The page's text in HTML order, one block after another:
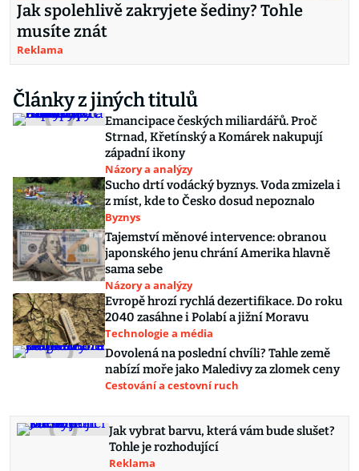
Jak spolehlivě zakryjete šediny? Tohle
musíte znát
Reklama
Články z jiných titulů
Emancipace českých miliardářů. Proč
Strnad, Křetínský a Komárek nakupují
západní ikony
Názory a analýzy
Sucho drtí vodácký byznys. Voda zmizela i
z míst, kde to Česko dosud nepoznalo
Byznys
Tajemství měnové intervence: obranou
japonského jenu chrání Amerika hlavně
sama sebe
Názory a analýzy
Evropě hrozí rychlá dezertifikace. Do roku
2040 zasáhne i Polabí a jižní Moravu
Technologie a média
Dovolená na poslední chvíli? Tahle země
nabízí moře jako Maledivy za zlomek ceny
Cestování a cestovní ruch
Jak vybrat barvu, která vám bude slušet?
Tohle je rozhodující
Reklama